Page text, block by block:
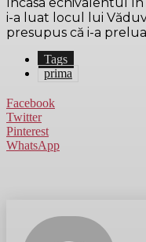
i-a luat locul lui
presupus că i-a
Tags
prima
Facebook
Twitter
Pinterest
WhatsApp